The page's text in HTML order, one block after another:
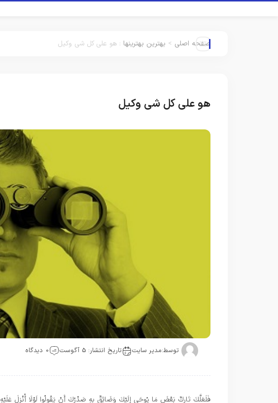
صفحه اصلی > بهترین بهترینها : هو علی کل شی وکیل
هو علی کل شی وکیل
توسط:مدیر سایت تاریخ انتشار: 5 آگوست 0 دیدگاه
فَلَعَلَّكَ تَارِكٌ بَعْضَ مَا يُوحَى إِلَيْكَ وَضَائِقٌ بِهِ صَدْرُكَ أَنْ يَقُولُوا لَوْلَا أُنْزِلَ